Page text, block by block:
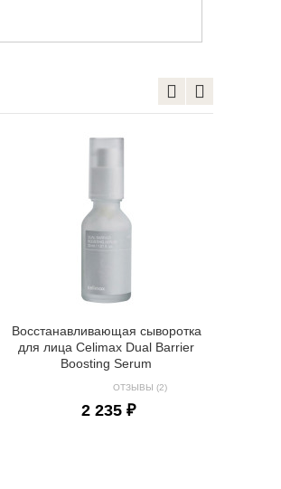
Восстанавливающая сыворотка
для лица Celimax Dual Barrier
Boosting Serum
ОТЗЫВЫ (2)
2 235 ₽